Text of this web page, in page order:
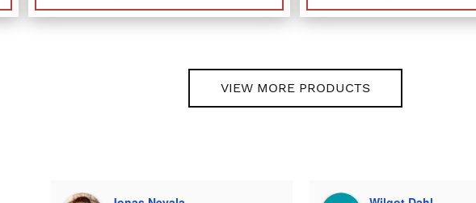
VIEW MORE PRODUCTS